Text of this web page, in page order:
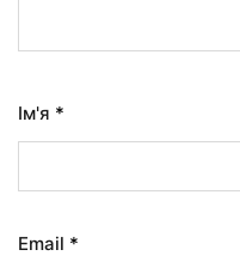
Ім'я *
Email *